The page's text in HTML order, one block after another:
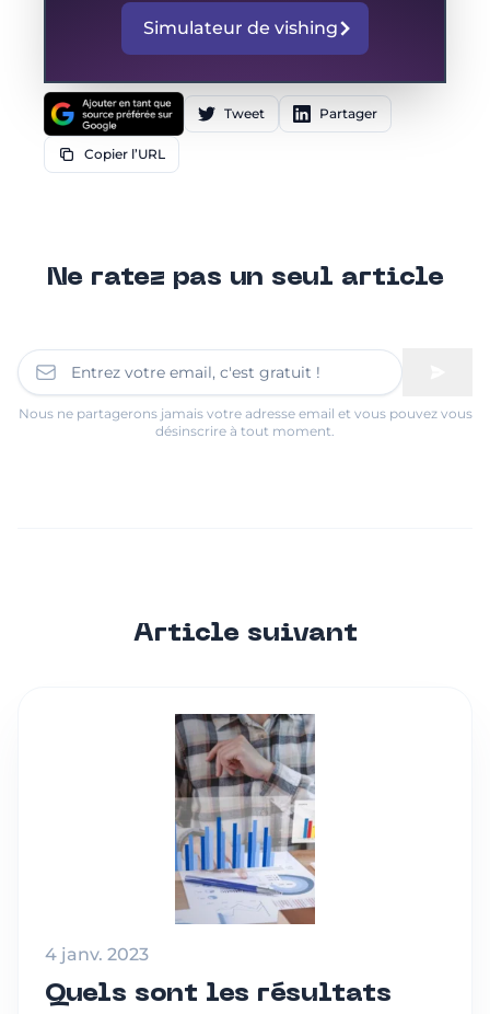
Simulateur de vishing
Tweet Partager
Copier l’URL
Ne ratez pas un seul article
Nous ne partagerons jamais votre adresse email et vous pouvez vous
désinscrire à tout moment.
Article suivant
4 janv. 2023
Quels sont les résultats